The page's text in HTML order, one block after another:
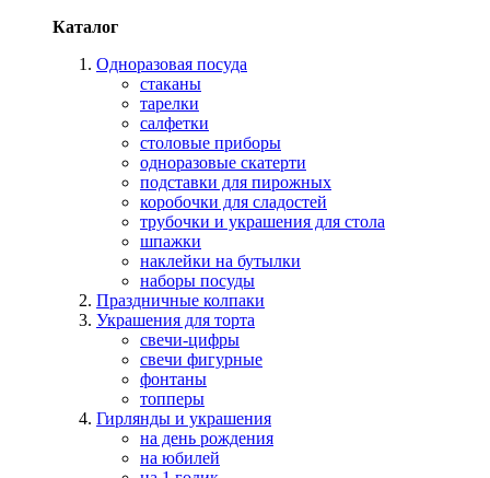
Каталог
Одноразовая посуда
стаканы
тарелки
салфетки
столовые приборы
одноразовые скатерти
подставки для пирожных
коробочки для сладостей
трубочки и украшения для стола
шпажки
наклейки на бутылки
наборы посуды
Праздничные колпаки
Украшения для торта
свечи-цифры
свечи фигурные
фонтаны
топперы
Гирлянды и украшения
на день рождения
на юбилей